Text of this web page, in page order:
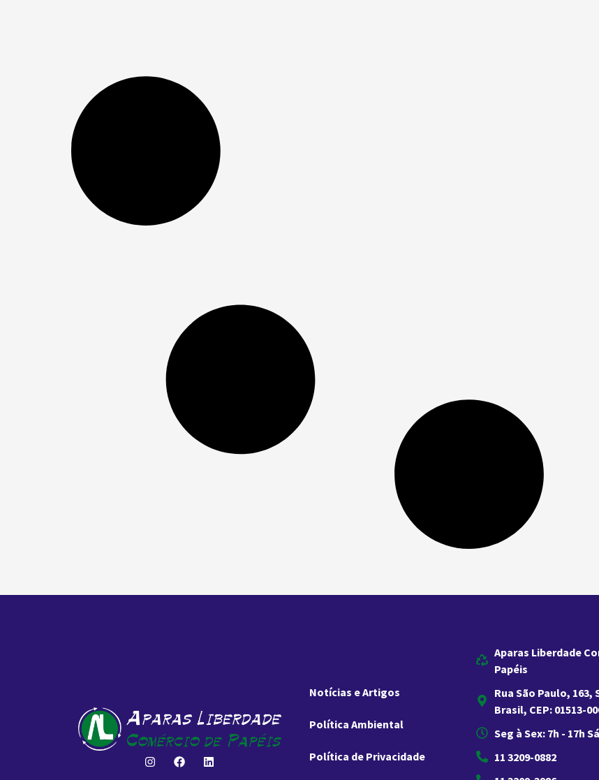
Notícias e Artigos
Política Ambiental
Política de Privacidade
Aparas Liberdade
Papéis
Rua São Paulo, 163,
Brasil, CEP: 01513-
Seg à Sex: 7h - 17h
11 3209-0882